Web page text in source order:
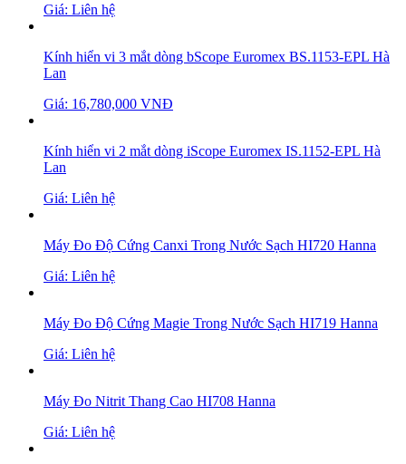
Giá: Liên hệ
Kính hiển vi 3 mắt dòng bScope Euromex BS.1153-EPL Hà
Lan
Giá: 16,780,000 VNĐ
Kính hiển vi 2 mắt dòng iScope Euromex IS.1152-EPL Hà
Lan
Giá: Liên hệ
Máy Đo Độ Cứng Canxi Trong Nước Sạch HI720 Hanna
Giá: Liên hệ
Máy Đo Độ Cứng Magie Trong Nước Sạch HI719 Hanna
Giá: Liên hệ
Máy Đo Nitrit Thang Cao HI708 Hanna
Giá: Liên hệ